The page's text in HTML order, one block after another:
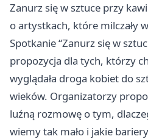
Zanurz się w sztuce przy
o artystkach, które milczały
Spotkanie “Zanurz się w
propozycja dla tych, którzy
wyglądała droga kobiet do
wieków. Organizatorzy
luźną rozmowę o tym,
wiemy tak mało i jakie